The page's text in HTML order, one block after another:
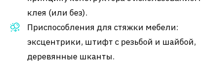
клея (или без).
Приспособления для стяжки мебели:
эксцентрики, штифт с резьбой и шайбой,
деревянные шканты.